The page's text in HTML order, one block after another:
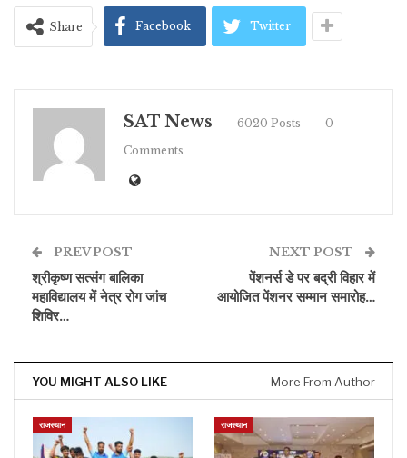
Share Facebook Twitter
SAT News 6020 Posts
0
Comments
PREV POST
श्रीकृष्ण सत्संग बालिका
महाविद्यालय में नेत्र रोग जांच
शिविर…
NEXT POST
पेंशनर्स डे पर बद्री विहार में
आयोजित पेंशनर सम्मान समारोह…
YOU MIGHT ALSO LIKE More From Author
राजस्थान राजस्थान